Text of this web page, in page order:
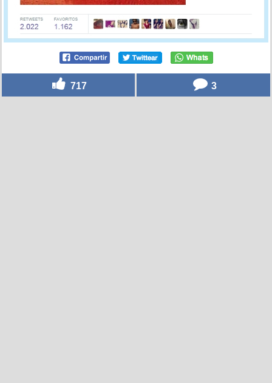
717 3